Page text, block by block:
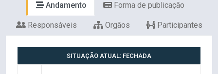
Andamento Forma de publicação
Responsáveis Orgãos Participantes
SITUAÇÃO ATUAL: FECHADA